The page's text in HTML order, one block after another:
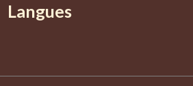
Langues